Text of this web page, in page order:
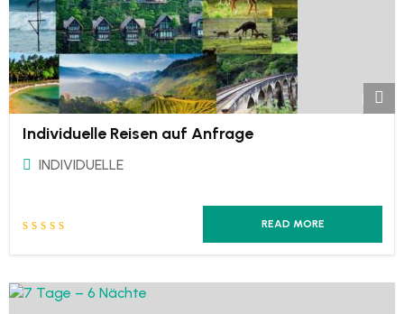
Individuelle Reisen auf Anfrage
INDIVIDUELLE
READ MORE